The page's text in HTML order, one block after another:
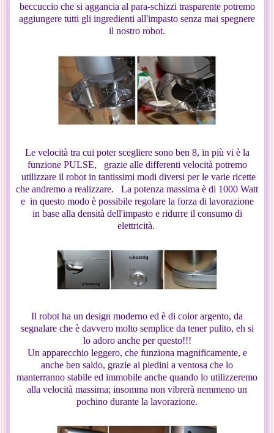
beccuccio che si aggancia al para-schizzi trasparente potremo
aggiungere tutti gli ingredienti all'impasto senza mai spegnere
il nostro robot.
Le velocità tra cui poter scegliere sono ben 8, in più vi è la
funzione PULSE, grazie alle differenti velocità potremo
utilizzare il robot in tantissimi modi diversi per le varie ricette
che andremo a realizzare. La potenza massima è di 1000 Watt
e in questo modo è possibile regolare la forza di lavorazione
in base alla densità dell'impasto e ridurre il consumo di
elettricità.
Il robot ha un design moderno ed è di color argento, da
segnalare che è davvero molto semplice da tener pulito, eh si
lo adoro anche per questo!!!
Un apparecchio leggero, che funziona magnificamente, e
anche ben saldo, grazie ai piedini a ventosa che lo
manterranno stabile ed immobile anche quando lo utilizzeremo
alla velocità massima; insomma non vibrerà nemmeno un
pochino durante la lavorazione.